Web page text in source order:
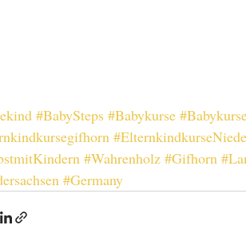
#BabySteps #Babykurse
#Wahrenholz #Gifhorn
#Germany